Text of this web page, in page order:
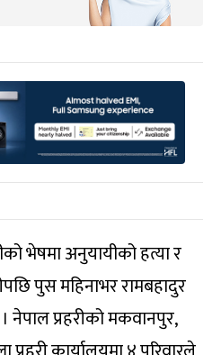
भेषमा अनुयायीको हत्या र
पुस महिनाभर रामबहादुर
नेपाल प्रहरीको मकवानपुर,